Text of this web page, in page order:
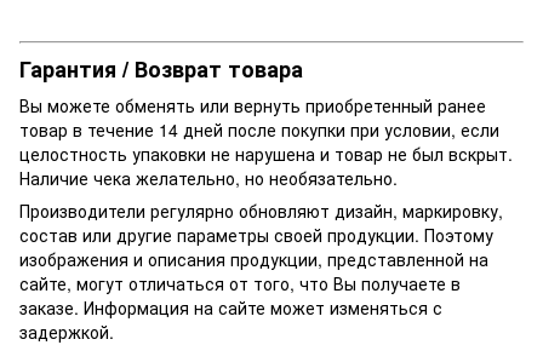
Гарантия / Возврат товара
Вы можете обменять или вернуть приобретенный ранее
товар в течение 14 дней после покупки при условии, если
целостность упаковки не нарушена и товар не был вскрыт.
Наличие чека желательно, но необязательно.
Производители регулярно обновляют дизайн, маркировку,
состав или другие параметры своей продукции. Поэтому
изображения и описания продукции, представленной на
сайте, могут отличаться от того, что Вы получаете в
заказе. Информация на сайте может изменяться с
задержкой.